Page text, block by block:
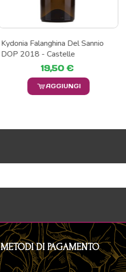
Kydonia Falanghina Del Sannio
DOP 2018 - Castelle
19,50 €
AGGIUNGI
METODI DI PAGAMENTO